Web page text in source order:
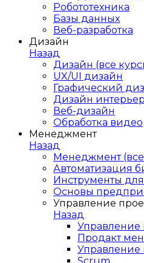
Робототехника
Базы данных
Веб-разработка
Дизайн
Назад
Дизайн (все
UX/UI дизайн
Графический
Дизайн
Веб-дизайн
Обработка видео
Менеджмент
Назад
Менеджмент
Автоматизация
Инструменты
Основы
Управление
Назад
Управление
Продакт
Управление